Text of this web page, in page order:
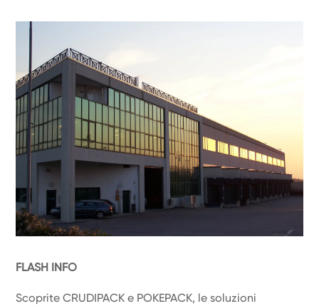
FLASH INFO
Scoprite CRUDIPACK e POKEPACK, le soluzioni